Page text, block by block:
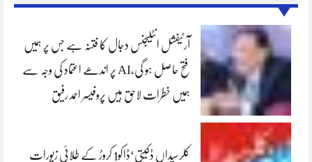
آرٹیفشل انٹلیجنس دجال کا فتنہ ہے جس پر ہمیں
فتح حاصل ہو گی،AI پر اندھے اعتماد کی وجہ سے
ہمیں خطرات لاحق ہیں پروفیسر احمد رفیق
کلرسیداں ڈکیتی‘ڈاکو1 کروڑ کے طلائی زیورات